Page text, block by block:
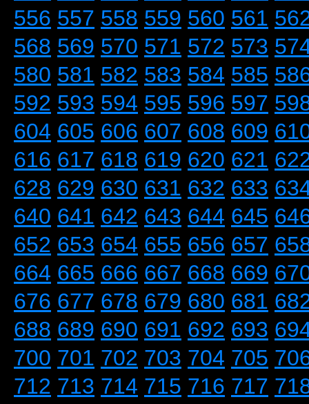
556 557 558 559 560 561
568 569 570 571 572 573
580 581 582 583 584 585
592 593 594 595 596 597
604 605 606 607 608 609
616 617 618 619 620 621
628 629 630 631 632 633
640 641 642 643 644 645
652 653 654 655 656 657
664 665 666 667 668 669
676 677 678 679 680 681
688 689 690 691 692 693
700 701 702 703 704 705
712 713 714 715 716 717